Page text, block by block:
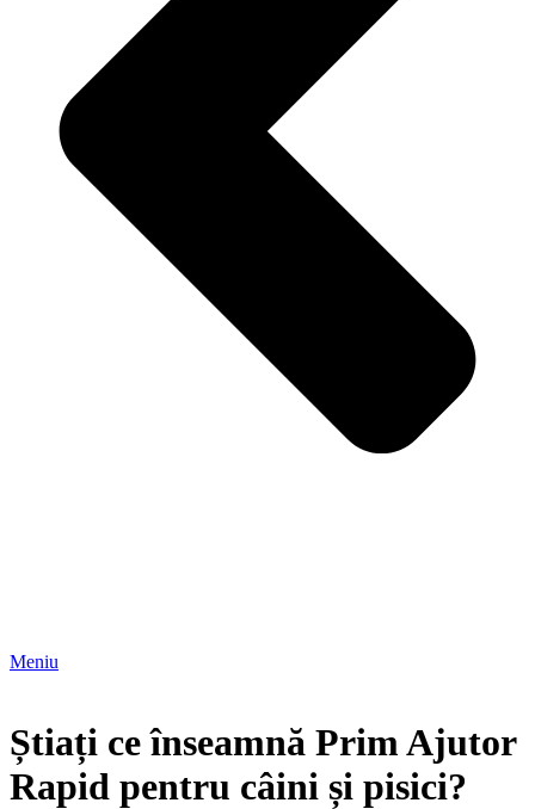
Meniu
Știați ce înseamnă Prim Ajutor
Rapid pentru câini și pisici?